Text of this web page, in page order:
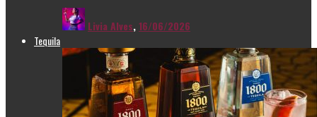
Livia Alves,16/06/2026
Tequila